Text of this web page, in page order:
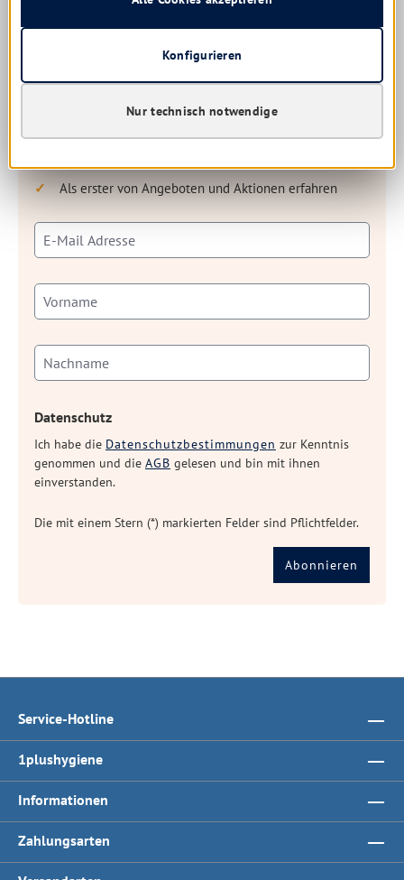
Keine Deals verpassen, immer bestens informiert sein: Unser
Newsletter hält Sie über neue Produkte, Aktionen und
Als erster von Angeboten und Aktionen erfahren
Datenschutz
Ich habe die Datenschutzbestimmungen zur Kenntnis
genommen und die AGB gelesen und bin mit ihnen
einverstanden.
Die mit einem Stern (*) markierten Felder sind Pflichtfelder.
Abonnieren
Service-Hotline
1plushygiene
Informationen
Zahlungsarten
Nur technisch notwendige
Konfigurieren